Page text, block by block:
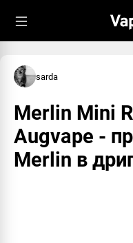
sarda
Merlin Mini
Augvape -
Merlin в